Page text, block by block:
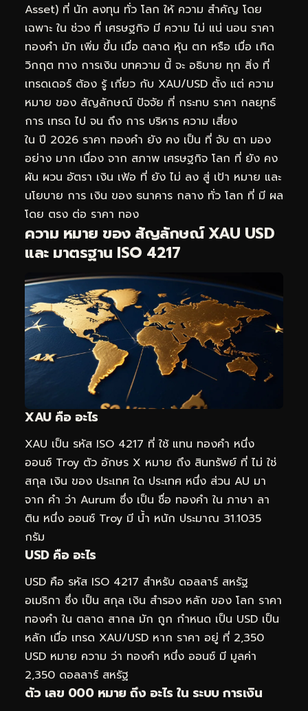
Asset) ที่ นัก ลงทุน ทั่ว โลก ให้ ความ สำคัญ โดย
เฉพาะ ใน ช่วง ที่ เศรษฐกิจ มี ความ ไม่ แน่ นอน ราคา
ทองคำ มัก เพิ่ม ขึ้น เมื่อ ตลาด หุ้น ตก หรือ เมื่อ เกิด
วิกฤต ทาง การเงิน บทความ นี้ จะ อธิบาย ทุก สิ่ง ที่
เทรดเดอร์ ต้อง รู้ เกี่ยว กับ XAU/USD ตั้ง แต่ ความ
หมาย ของ สัญลักษณ์ ปัจจัย ที่ กระทบ ราคา กลยุทธ์
การ เทรด ไป จน ถึง การ บริหาร ความ เสี่ยง
ใน ปี 2026 ราคา ทองคำ ยัง คง เป็น ที่ จับ ตา มอง
อย่าง มาก เนื่อง จาก สภาพ เศรษฐกิจ โลก ที่ ยัง คง
ผัน ผวน อัตรา เงิน เฟ้อ ที่ ยัง ไม่ ลง สู่ เป้า หมาย และ
นโยบาย การ เงิน ของ ธนาคาร กลาง ทั่ว โลก ที่ มี ผล
โดย ตรง ต่อ ราคา ทอง
ความ หมาย ของ สัญลักษณ์ XAU USD
และ มาตรฐาน ISO 4217
XAU คือ อะไร
XAU เป็น รหัส ISO 4217 ที่ ใช้ แทน ทองคำ หนึ่ง
ออนซ์ Troy ตัว อักษร X หมาย ถึง สินทรัพย์ ที่ ไม่ ใช่
สกุล เงิน ของ ประเทศ ใด ประเทศ หนึ่ง ส่วน AU มา
จาก คำ ว่า Aurum ซึ่ง เป็น ชื่อ ทองคำ ใน ภาษา ลา
ติน หนึ่ง ออนซ์ Troy มี น้ำ หนัก ประมาณ 31.1035
กรัม
USD คือ อะไร
USD คือ รหัส ISO 4217 สำหรับ ดอลลาร์ สหรัฐ
อเมริกา ซึ่ง เป็น สกุล เงิน สำรอง หลัก ของ โลก ราคา
ทองคำ ใน ตลาด สากล มัก ถูก กำหนด เป็น USD เป็น
หลัก เมื่อ เทรด XAU/USD หาก ราคา อยู่ ที่ 2,350
USD หมาย ความ ว่า ทองคำ หนึ่ง ออนซ์ มี มูลค่า
2,350 ดอลลาร์ สหรัฐ
ตัว เลข 000 หมาย ถึง อะไร ใน ระบบ การเงิน